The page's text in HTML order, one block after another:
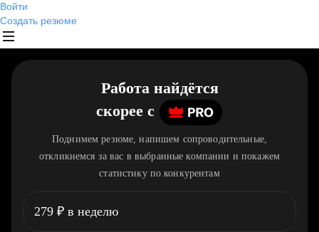
Войти
Создать резюме
Работа найдётся
скорее c
Поднимем резюме, напишем сопроводительные,
откликнемся за вас в выбранные компании и покажем
статистику по конкурентам
279 ₽ в неделю